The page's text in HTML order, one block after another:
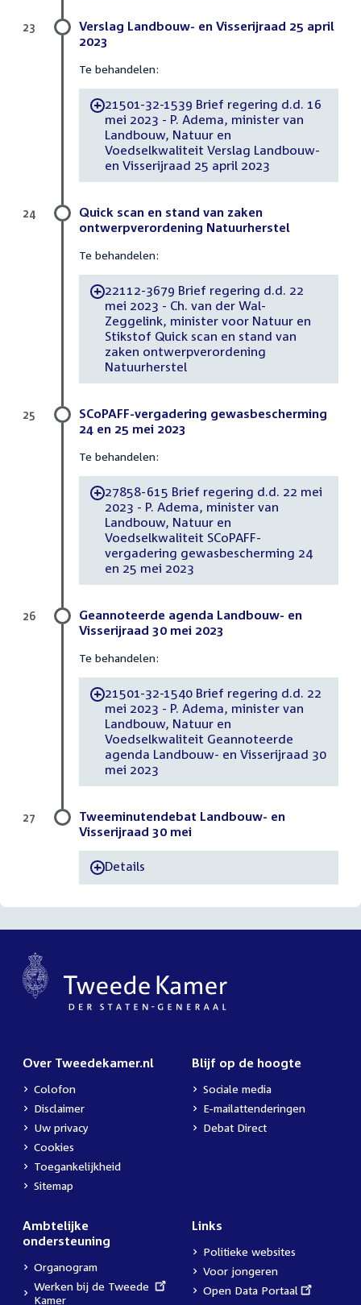
Verslag Landbouw- en Visserijraad 25 april
2023
Te behandelen:
-21501-32-1539 Brief regering d.d. 16
mei 2023 - P. Adema, minister van
Landbouw, Natuur en
Voedselkwaliteit Verslag Landbouw-
en Visserijraad 25 april 2023
23
Quick scan en stand van zaken
ontwerpverordening Natuurherstel
Te behandelen:
-22112-3679 Brief regering d.d. 22
mei 2023 - Ch. van der Wal-
Zeggelink, minister voor Natuur en
Stikstof Quick scan en stand van
zaken ontwerpverordening
Natuurherstel
24
SCoPAFF-vergadering gewasbescherming
24 en 25 mei 2023
Te behandelen:
-27858-615 Brief regering d.d. 22 mei
2023 - P. Adema, minister van
Landbouw, Natuur en
Voedselkwaliteit SCoPAFF-
vergadering gewasbescherming 24
en 25 mei 2023
25
Geannoteerde agenda Landbouw- en
Visserijraad 30 mei 2023
Te behandelen:
-21501-32-1540 Brief regering d.d. 22
mei 2023 - P. Adema, minister van
Landbouw, Natuur en
Voedselkwaliteit Geannoteerde
agenda Landbouw- en Visserijraad 30
mei 2023
26
Tweeminutendebat Landbouw- en
Visserijraad 30 mei
-Details
27
Over Tweedekamer.nl
Colofon
Disclaimer
Uw privacy
Cookies
Toegankelijkheid
Sitemap
Blijf op de hoogte
Sociale media
E-mailattenderingen
Debat Direct
Ambtelijke
ondersteuning
Organogram
External
link:
Werken bij de Tweede
Kamer
Links
Politieke websites
Voor jongeren
External
Open Data Portaal